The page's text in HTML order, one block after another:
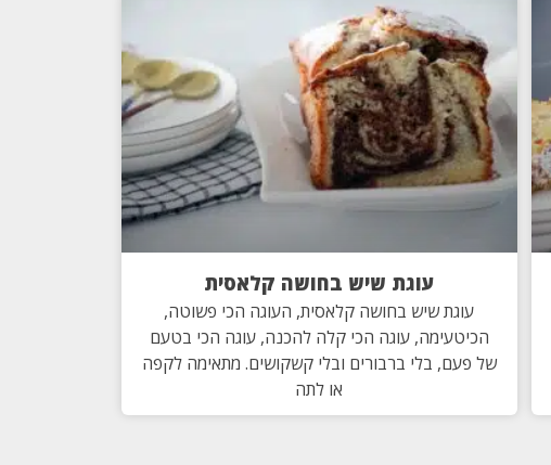
עוגת שיש בחושה קלאסית
עוגת שיש בחושה קלאסית, העוגה הכי פשוטה,
הכיטעימה, עוגה הכי קלה להכנה, עוגה הכי בטעם
של פעם, בלי ברבורים ובלי קשקושים. מתאימה לקפה
או לתה